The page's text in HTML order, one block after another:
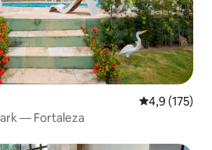
4,9 de uma
4,9 (175)
— Fortaleza